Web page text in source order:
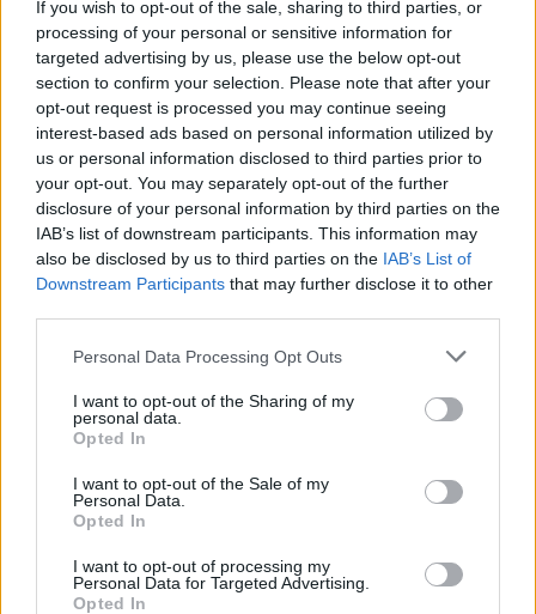
If you wish to opt-out of the sale, sharing to third parties, or
processing of your personal or sensitive information for
targeted advertising by us, please use the below opt-out
section to confirm your selection. Please note that after your
opt-out request is processed you may continue seeing
interest-based ads based on personal information utilized by
us or personal information disclosed to third parties prior to
your opt-out. You may separately opt-out of the further
disclosure of your personal information by third parties on the
IAB’s list of downstream participants. This information may
also be disclosed by us to third parties on the IAB’s List of
Downstream Participants that may further disclose it to other
Personal Data Processing Opt Outs
I want to opt-out of the Sharing of my
personal data.
Opted In
I want to opt-out of the Sale of my
Personal Data.
Opted In
I want to opt-out of processing my
Personal Data for Targeted Advertising.
Opted In
για ψάρεμα στην Πάρο με τον Θέμη
Σοφό και τον γιο τους
Τηλεθέαση – Το Σόι σου: «Σαρώνει»
ακόμη και στις επαναλήψεις –
Αντίστροφη μέτρηση για τον νέο
κύκλο
Στον βυθό για μαργαριτάρια η Αθηνά
Τσερέλα - To βίντεο με την
ανακάλυψη
SHOWBIZ
Ιωάννα Μπούκη: Οι ανέμελες ημέρες
του Αυγούστου, τα απίθανα beach
looks & «χρέος» στις κόρες της
DPG NETWORK